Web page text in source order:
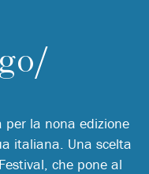
per la nona edizione
italiana. Una scelta
che pone al